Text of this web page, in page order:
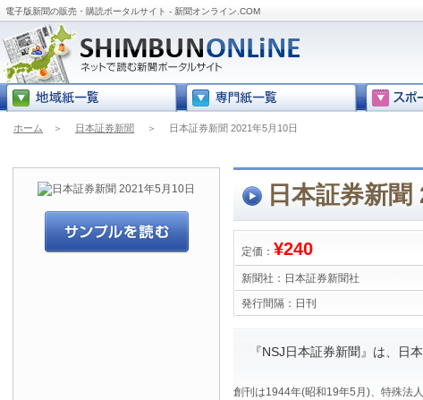
電子版新聞の販売・購読ポータルサイト - 新聞オンライン.COM
ホーム ＞ 日本証券新聞 ＞ 日本証券新聞 2021年5月10日
日本証券新聞
定価： ¥240
新聞社： 日本証券新聞社
発行間隔： 日刊
『NSJ日本証券新聞』は、日
創刊は1944年(昭和19年5月)、特殊法